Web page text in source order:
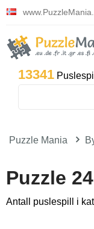
13341
Puzzle Mania
Puzzle
Antall puslespill i